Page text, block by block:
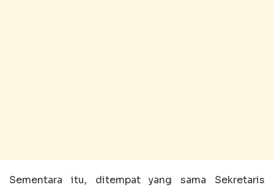
Sementara itu, ditempat yang sama Sekretaris